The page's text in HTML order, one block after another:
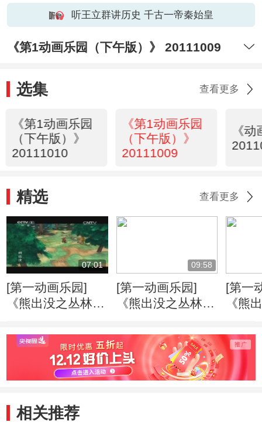
听王立群讲历史 千古一帝秦始皇
《第1动画乐园（下午版）》 20111009
选集 查看更多
《第1动画乐园
（下午版）》
20111010
《第1动画乐园
（下午版）》
20111009
《
精选 查看更多
07:01
[第一动画乐园]
《熊出没之丛林总
恼
09:58
[第一动画乐园]
《熊出没之丛林总
记
[第一
《熊
机”
相关推荐